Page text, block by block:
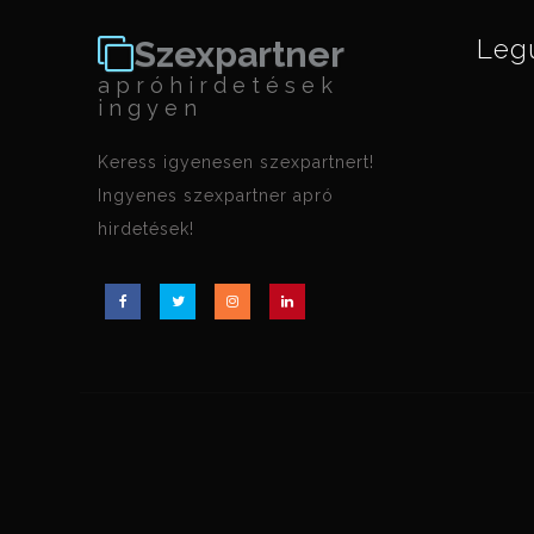
Szexpartner
apróhirdetések
ingyen
Keress igyenesen szexpartnert!
Ingyenes szexpartner apró
hirdetések!